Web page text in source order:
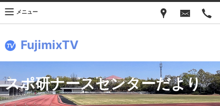
FujimixTV
メニュー
スポ研ナースセンターだより